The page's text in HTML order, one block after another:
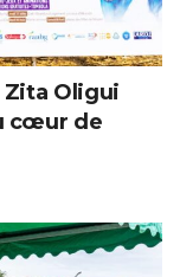
Zita Oligui
cœur de